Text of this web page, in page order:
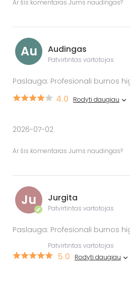
Ar šis komentaras Jums naudingas?
Au Audingas
Patvirtintas vartotojas
Paslauga: Profesionali burnos
4.0 Rodyti daugiau
2026-07-02
Ar šis komentaras Jums naudingas?
Ju
✔
Jurgita
Patvirtintas vartotojas
Paslauga: Profesionali burnos
Patvirtintas vartotojas
5.0 Rodyti daugiau